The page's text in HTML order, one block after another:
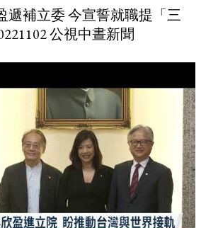
遞補立委 今宣誓就職提「三
公視中晝新聞